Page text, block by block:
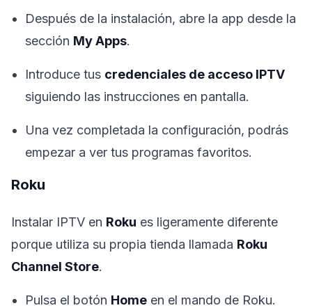
Después de la instalación, abre la app desde la
sección My Apps.
Introduce tus credenciales de acceso IPTV
siguiendo las instrucciones en pantalla.
Una vez completada la configuración, podrás
empezar a ver tus programas favoritos.
Roku
Instalar IPTV en Roku es ligeramente diferente
porque utiliza su propia tienda llamada Roku
Channel Store.
Pulsa el botón Home en el mando de Roku.